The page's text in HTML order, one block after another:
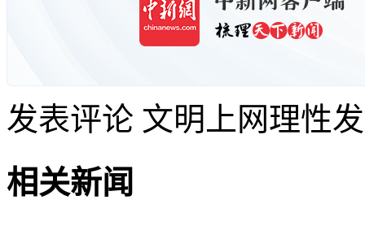
发表评论 文明上网理性
相关新闻